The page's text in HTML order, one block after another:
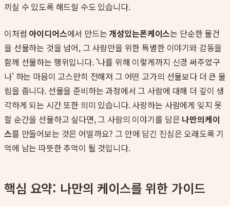
끼실 수 있도록 해드릴 수도 있습니다.
이처럼 아이디어스에서 만드는개성있는폰케이스는 단순한 물건
을 선물하는 것을 넘어, 그 사람만을 위한 특별한 이야기와 감동을
함께 선물하는 행위입니다. '나를 위해 이렇게까지 신경 써주었구
나' 하는 마음이 고스란히 전해져 그 어떤 고가의 선물보다 더 큰 울
림을 줍니다. 선물을 준비하는 과정에서 그 사람에 대해 더 깊이 생
각하게 되는 시간 또한 의미 있습니다. 사랑하는 사람에게 잊지 못
할 순간을 선물하고 싶다면, 그 사람의 이야기를 담은 나만의케이
스를 만들어보는 것은 어떨까요? 그 안에 담긴 진심은 오래도록 기
억에 남는 따뜻한 추억이 될 것입니다.
핵심 요약: 나만의 케이스를 위한 가이드